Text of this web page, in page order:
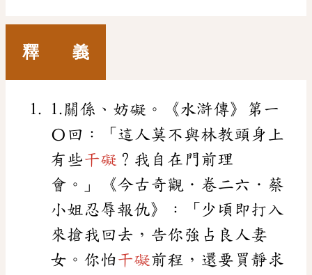
釋 義
1.關係、妨礙。《水滸傳》 第一
〇回：「這人莫不與林教頭身上
有些干礙 ？我自在門前理
會 。 」 《今古奇觀．卷二六．蔡
小姐忍辱報仇》：「少頃即打入
來搶我回去，告你強占良人妻
女。你怕干礙前程，還要買靜求